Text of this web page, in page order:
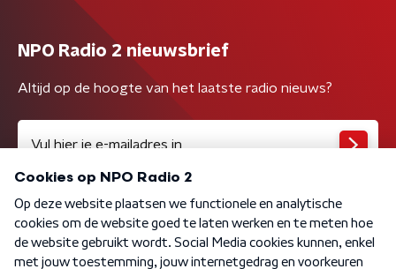
NPO Radio 2 nieuwsbrief
Altijd op de hoogte van het laatste radio nieuws?
Algemene voorwaarden